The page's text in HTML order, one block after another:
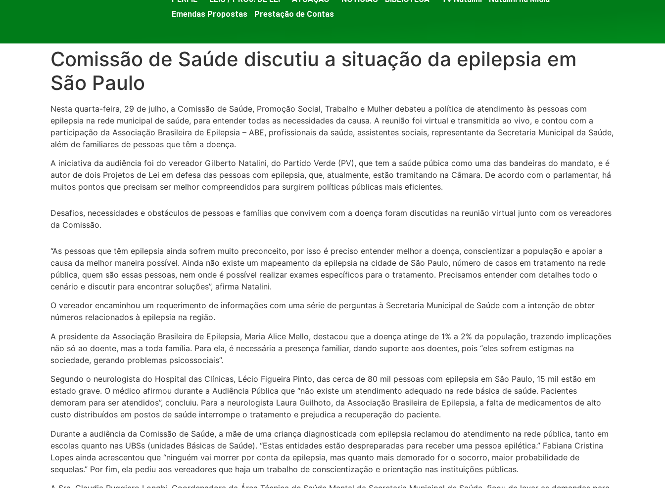
Emendas Propostas
Prestação de Contas
Comissão de Saúde discutiu a situação da epilepsia em
São Paulo
Nesta quarta-feira, 29 de julho, a Comissão de Saúde, Promoção Social, Trabalho e Mulher debateu a política de atendimento às pessoas com
epilepsia na rede municipal de saúde, para entender todas as necessidades da causa. A reunião foi virtual e transmitida ao vivo, e contou com a
participação da Associação Brasileira de Epilepsia – ABE, profissionais da saúde, assistentes sociais, representante da Secretaria Municipal da Saúde,
além de familiares de pessoas que têm a doença.
A iniciativa da audiência foi do vereador Gilberto Natalini, do Partido Verde (PV), que tem a saúde púbica como uma das bandeiras do mandato, e é
autor de dois Projetos de Lei em defesa das pessoas com epilepsia, que, atualmente, estão tramitando na Câmara. De acordo com o parlamentar, há
muitos pontos que precisam ser melhor compreendidos para surgirem políticas públicas mais eficientes.
Desafios, necessidades e obstáculos de pessoas e famílias que convivem com a doença foram discutidas na reunião virtual junto com os vereadores
da Comissão.
“As pessoas que têm epilepsia ainda sofrem muito preconceito, por isso é preciso entender melhor a doença, conscientizar a população e apoiar a
causa da melhor maneira possível. Ainda não existe um mapeamento da epilepsia na cidade de São Paulo, número de casos em tratamento na rede
pública, quem são essas pessoas, nem onde é possível realizar exames específicos para o tratamento. Precisamos entender com detalhes todo o
cenário e discutir para encontrar soluções”, afirma Natalini.
O vereador encaminhou um requerimento de informações com uma série de perguntas à Secretaria Municipal de Saúde com a intenção de obter
números relacionados à epilepsia na região.
A presidente da Associação Brasileira de Epilepsia, Maria Alice Mello, destacou que a doença atinge de 1% a 2% da população, trazendo implicações
não só ao doente, mas a toda família. Para ela, é necessária a presença familiar, dando suporte aos doentes, pois “eles sofrem estigmas na
sociedade, gerando problemas psicossociais”.
Segundo o neurologista do Hospital das Clínicas, Lécio Figueira Pinto, das cerca de 80 mil pessoas com epilepsia em São Paulo, 15 mil estão em
estado grave. O médico afirmou durante a Audiência Pública que “não existe um atendimento adequado na rede básica de saúde. Pacientes
demoram para ser atendidos”, concluiu. Para a neurologista Laura Guilhoto, da Associação Brasileira de Epilepsia, a falta de medicamentos de alto
custo distribuídos em postos de saúde interrompe o tratamento e prejudica a recuperação do paciente.
Durante a audiência da Comissão de Saúde, a mãe de uma criança diagnosticada com epilepsia reclamou do atendimento na rede pública, tanto em
escolas quanto nas UBSs (unidades Básicas de Saúde). “Estas entidades estão despreparadas para receber uma pessoa epilética.” Fabiana Cristina
Lopes ainda acrescentou que “ninguém vai morrer por conta da epilepsia, mas quanto mais demorado for o socorro, maior probabilidade de
sequelas.” Por fim, ela pediu aos vereadores que haja um trabalho de conscientização e orientação nas instituições públicas.